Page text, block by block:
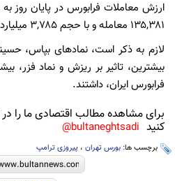
۱۳۵,۳۸۱ معامله و با حجم ۳,۷۸۵ میلیارد سهم انجام شد.
لازم به ذکر است، نماد‌های بپاس،
بیشترین، تاثیر بر ریزش و نماد فزر،
فرابورس ایران، داشتند.
برای مشاهده مطالب اقتصادی ما را در
کنید bultaneghtsadi@
برچسب ها: بورس تهران ، پیروزی ترامپ